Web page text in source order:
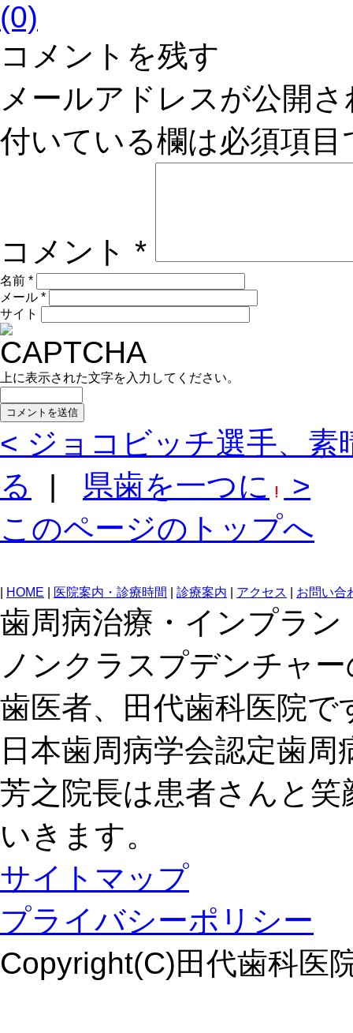
(0)
コメントを残す
メールアドレスが公開
付いている欄は必須項目
コメント *
名前 *
メール *
サイト
上に表示された文字を入力してください。
< ジョコビッチ選手、素
る
| 県歯を一つに
>
このページのトップへ
HOME 医院案内・診療時間 診療案内 アクセス お問い合
歯周病治療・インプラ
ノンクラスプデンチャ
歯医者、田代歯科医院で
日本歯周病学会認定歯
芳之院長は患者さんと
いきます。
サイトマップ
プライバシーポリシー
Copyright(C)田代歯科医